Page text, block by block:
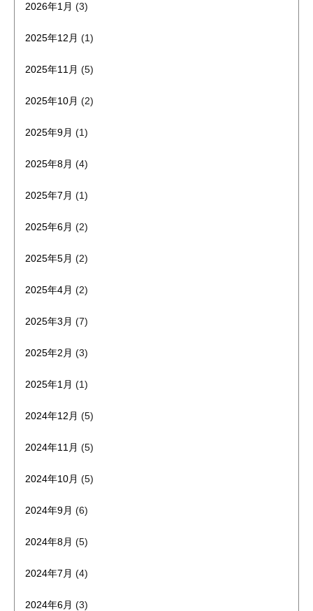
2026年1月 (3)
2025年12月 (1)
2025年11月 (5)
2025年10月 (2)
2025年9月 (1)
2025年8月 (4)
2025年7月 (1)
2025年6月 (2)
2025年5月 (2)
2025年4月 (2)
2025年3月 (7)
2025年2月 (3)
2025年1月 (1)
2024年12月 (5)
2024年11月 (5)
2024年10月 (5)
2024年9月 (6)
2024年8月 (5)
2024年7月 (4)
2024年6月 (3)